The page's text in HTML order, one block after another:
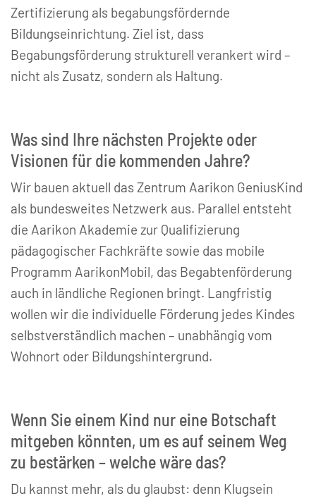
Zertifizierung als begabungsfördernde
Bildungseinrichtung. Ziel ist, dass
Begabungsförderung strukturell verankert wird –
nicht als Zusatz, sondern als Haltung.
Was sind Ihre nächsten Projekte oder
Visionen für die kommenden Jahre?
Wir bauen aktuell das Zentrum Aarikon GeniusKind
als bundesweites Netzwerk aus. Parallel entsteht
die Aarikon Akademie zur Qualifizierung
pädagogischer Fachkräfte sowie das mobile
Programm AarikonMobil, das Begabtenförderung
auch in ländliche Regionen bringt. Langfristig
wollen wir die individuelle Förderung jedes Kindes
selbstverständlich machen – unabhängig vom
Wohnort oder Bildungshintergrund.
Wenn Sie einem Kind nur eine Botschaft
mitgeben könnten, um es auf seinem Weg
zu bestärken – welche wäre das?
Du kannst mehr, als du glaubst: denn Klugsein